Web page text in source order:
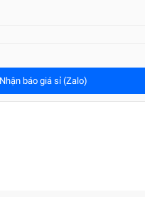
Nhận báo giá sỉ (Zalo)